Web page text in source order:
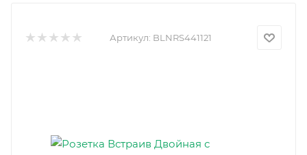
Артикул: BLNRS441121